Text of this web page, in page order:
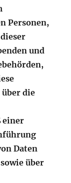
Personen,
und
über die
einer
Daten
über